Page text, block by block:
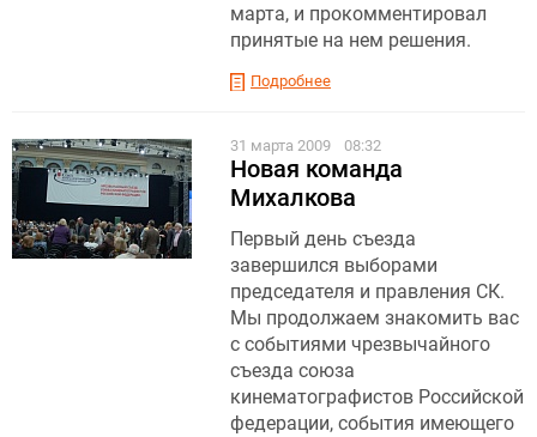
марта, и прокомментировал
принятые на нем решения.
Подробнее
31 марта 2009 08:32
Новая команда
Михалкова
Первый день съезда
завершился выборами
председателя и правления СК.
Мы продолжаем знакомить вас
с событиями чрезвычайного
съезда союза
кинематографистов Российской
федерации, события имеющего